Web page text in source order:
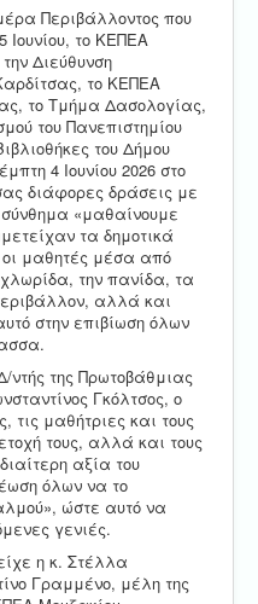
Περιβάλλοντος που
Ιουνίου, το ΚΕΠΕΑ
Διεύθυνση
το ΚΕΠΕΑ
το Τμήμα Δασολογίας,
του Πανεπιστημίου
του Δήμου
4 Ιουνίου 2026 στο
διάφορες δράσεις με
«μαθαίνουμε
τα δημοτικά
μαθητές μέσα από
την πανίδα, τα
αλλά και
στην επιβίωση όλων
ντής της Πρωτοβάθμιας
Γκόλτσος, ο
τις μαθήτριες και τους
τους, αλλά και τους
αξία του
όλων να το
ώστε αυτό να
γενιές.
η κ. Στέλλα
Γραμμένο, μέλη της